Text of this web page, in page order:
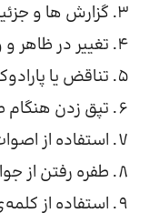
گزارش ها و
تغییر در ظاهر
تناقض یا
تپق زدن
استفاده از
طفره رفتن از
استفاده از